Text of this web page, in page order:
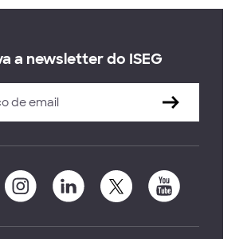
a newsletter do ISEG